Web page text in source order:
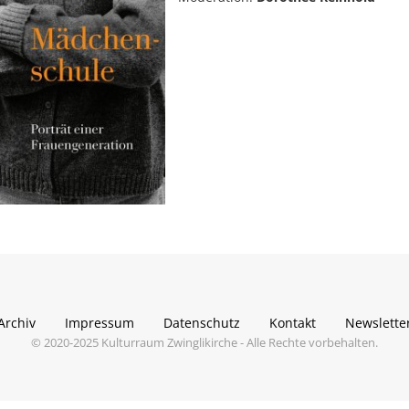
Impressum Datenschutz Kontakt
© 2020-2025 Kulturraum Zwinglikirche - Alle Rechte vorbehalten.